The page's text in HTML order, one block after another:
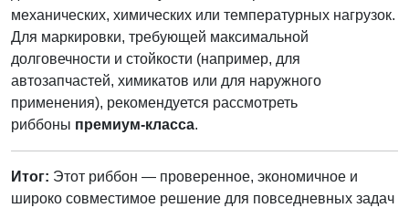
механических, химических или температурных нагрузок.
Для маркировки, требующей максимальной
долговечности и стойкости (например, для
автозапчастей, химикатов или для наружного
применения), рекомендуется рассмотреть
риббоны премиум-класса.
Итог: Этот риббон — проверенное, экономичное и
широко совместимое решение для повседневных задач